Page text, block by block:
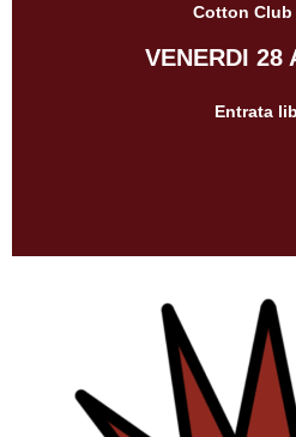
Cotton Club
VENERDI 28
Entrata